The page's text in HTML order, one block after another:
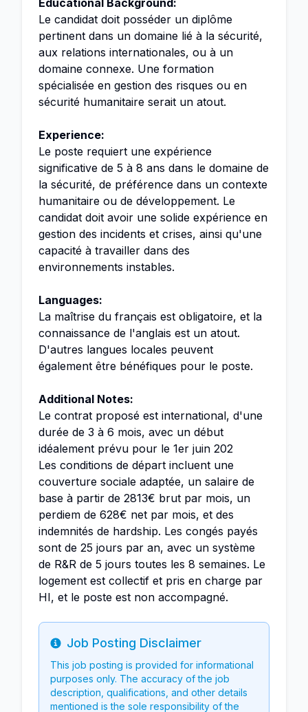
Educational Background:
Le candidat doit posséder un diplôme
pertinent dans un domaine lié à la sécurité,
aux relations internationales, ou à un
domaine connexe. Une formation
spécialisée en gestion des risques ou en
sécurité humanitaire serait un atout.
Experience:
Le poste requiert une expérience
significative de 5 à 8 ans dans le domaine de
la sécurité, de préférence dans un contexte
humanitaire ou de développement. Le
candidat doit avoir une solide expérience en
gestion des incidents et crises, ainsi qu'une
capacité à travailler dans des
environnements instables.
Languages:
La maîtrise du français est obligatoire, et la
connaissance de l'anglais est un atout.
D'autres langues locales peuvent
également être bénéfiques pour le poste.
Additional Notes:
Le contrat proposé est international, d'une
durée de 3 à 6 mois, avec un début
idéalement prévu pour le 1er juin 202
Les conditions de départ incluent une
couverture sociale adaptée, un salaire de
base à partir de 2813€ brut par mois, un
perdiem de 628€ net par mois, et des
indemnités de hardship. Les congés payés
sont de 25 jours par an, avec un système
de R&R de 5 jours toutes les 8 semaines. Le
logement est collectif et pris en charge par
HI, et le poste est non accompagné.
Info
Job Posting Disclaimer
This job posting is provided for informational
purposes only. The accuracy of the job
description, qualifications, and other details
mentioned is the sole responsibility of the